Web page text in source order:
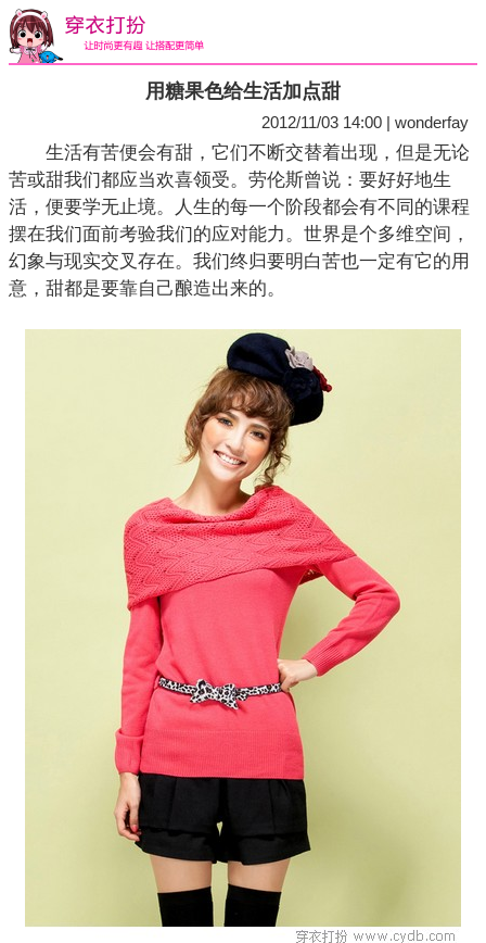
用糖果色给生活加点甜
2012/11/03 14:00 | wonderfay
生活有苦便会有甜，它们不断交替着出现，但是无论
苦或甜我们都应当欢喜领受。劳伦斯曾说：要好好地生
活，便要学无止境。人生的每一个阶段都会有不同的课程
摆在我们面前考验我们的应对能力。世界是个多维空间，
幻象与现实交叉存在。我们终归要明白苦也一定有它的用
意，甜都是要靠自己酿造出来的。